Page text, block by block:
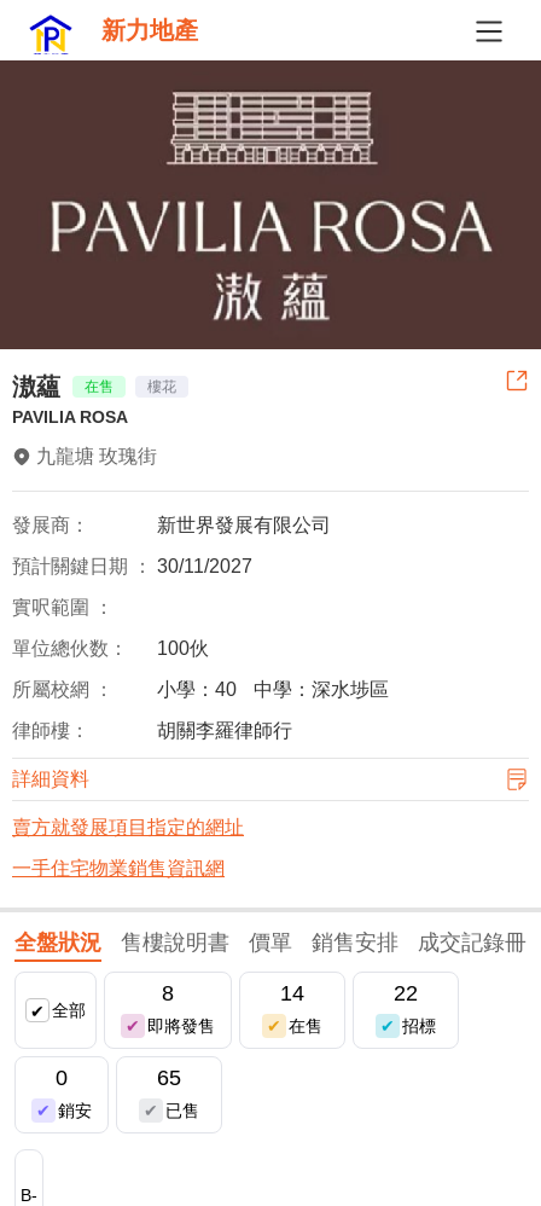
新力地產
滶蘊 在售 樓花
PAVILIA ROSA
九龍塘 玫瑰街
預計關鍵日期 ： 30/11/2027
單位總伙数： 100伙
實呎範圍 ：
律師樓： 胡關李羅律師行
所屬校網 ： 小學：40 中學：深水埗區
發展商： 新世界發展有限公司
詳細資料
賣方就發展項目指定的網址
一手住宅物業銷售資訊網
全盤狀況 售樓說明書 價單 銷售安排 成交記錄冊
全部
8
即將發售
14
在售
22
招標
0
銷安
65
已售
B-